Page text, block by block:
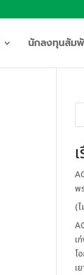
นักลงทุนสัม
พ
(
เ
โ
เ